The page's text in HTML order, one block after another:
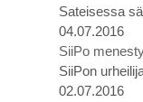
Sateisessa
04.07.2016
SiiPo
SiiPon
02.07.2016